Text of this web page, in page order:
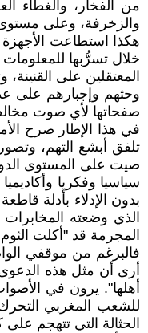
من الفخار، والغطاء
والزخرفة، وعلى
هكذا استطاعت الأجهزة
خلال تسرُّبها
المعتقلين على
وحثهم وإجبارهم على
صفحاتها لأي صوت
في هذا الإطار صرح
تلفق أبشع التهم،
صيت على المستوى
سياسيا وفكريا
بدون الإدلاء بأدلة
الذي وضعته
المجرمة قد "أكلت
فالبرغم من موقفي
أرى أن مثل هذه
أهلها". يرون في
للشعب المغربي
الحثالة التي تتهجم